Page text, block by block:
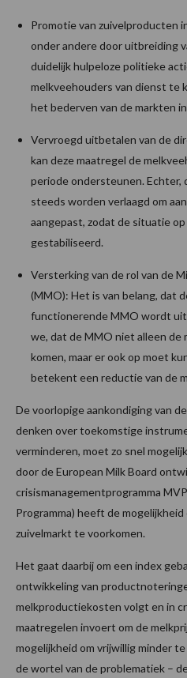
Promotie van zuivelproducten
onder andere door uitbreiding
duidelijk hulpeloze politieke
melkveehouders van dienst te
het bederven van de markten
Vervroegd uitbetalen van de
kan deze maatregel de
periode ondersteunen. Echter,
steeds worden verlaagd om
aangepast, zodat de situatie
gestabiliseerd.
Versterking van de rol van de
(MMO): Het is van belang, dat
functionerende MMO wordt
we, dat de MMO niet alleen de
komen, maar er ook op moet
betekent een reductie van de
De voorlopige aankondiging van
denken over toekomstige
verminderen, moet zo snel
door de European Milk Board
crisismanagementprogramma
Programma) heeft de
zuivelmarkt te voorkomen.
Het gaat daarbij om een index
ontwikkeling van
melkproductiekosten volgt en in
maatregelen invoert om de
mogelijkheid om vrijwillig minder
de wortel van de problematiek –